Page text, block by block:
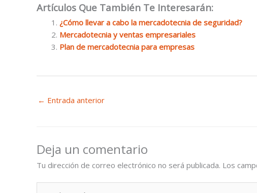
Artículos Que También Te Interesarán:
¿Cómo llevar a cabo la mercadotecnia de seguridad?
Mercadotecnia y ventas empresariales
Plan de mercadotecnia para empresas
← Entrada anterior
Deja un comentario
Tu dirección de correo electrónico no será publicada. Los